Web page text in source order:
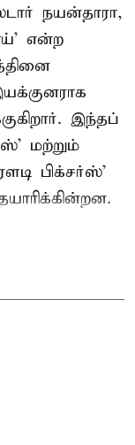
நயன்தாரா,
என்ற
இந்தப்
மற்றும்
பிக்சர்ஸ்'